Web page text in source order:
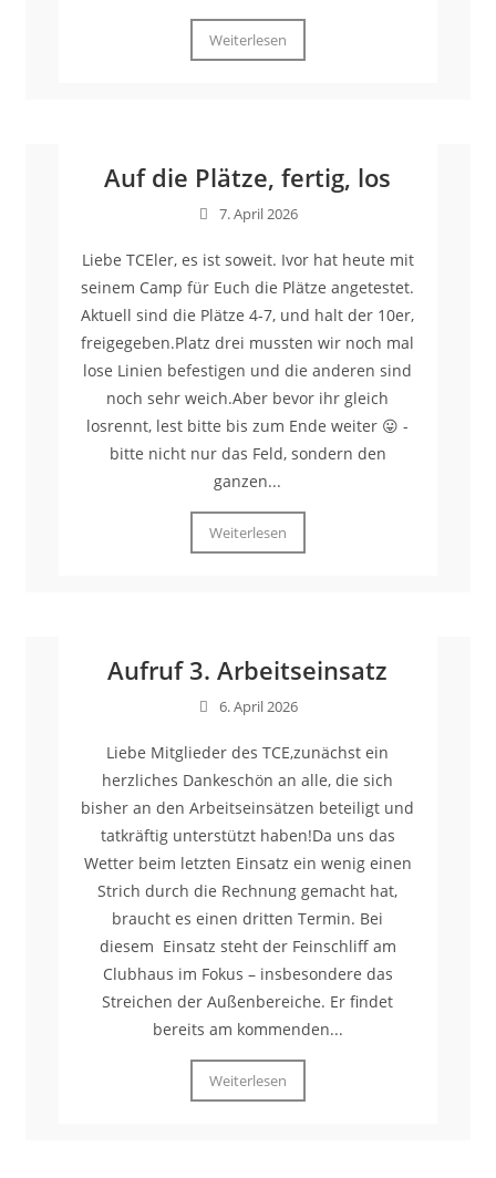
Weiterlesen
Auf die Plätze, fertig, los
7. April 2026
Liebe TCEler, es ist soweit. Ivor hat heute mit
seinem Camp für Euch die Plätze angetestet.
Aktuell sind die Plätze 4-7, und halt der 10er,
freigegeben.Platz drei mussten wir noch mal
lose Linien befestigen und die anderen sind
noch sehr weich.Aber bevor ihr gleich
losrennt, lest bitte bis zum Ende weiter 😛 -
bitte nicht nur das Feld, sondern den
ganzen...
Weiterlesen
Aufruf 3. Arbeitseinsatz
6. April 2026
Liebe Mitglieder des TCE,zunächst ein
herzliches Dankeschön an alle, die sich
bisher an den Arbeitseinsätzen beteiligt und
tatkräftig unterstützt haben!Da uns das
Wetter beim letzten Einsatz ein wenig einen
Strich durch die Rechnung gemacht hat,
braucht es einen dritten Termin. Bei
diesem Einsatz steht der Feinschliff am
Clubhaus im Fokus – insbesondere das
Streichen der Außenbereiche. Er findet
bereits am kommenden...
Weiterlesen